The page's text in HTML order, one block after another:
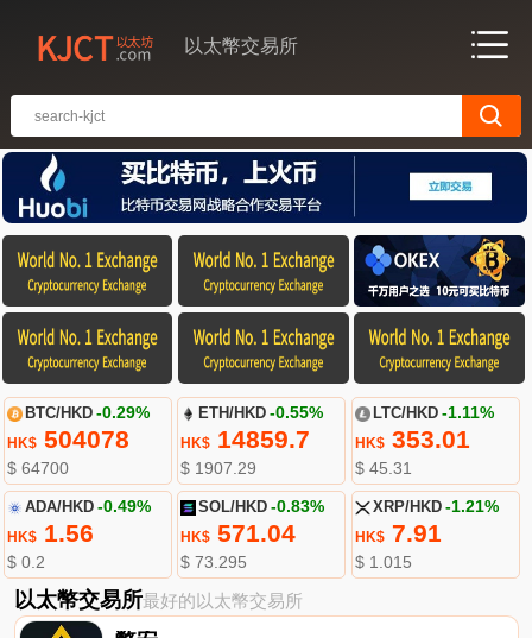
以太幣交易所
BTC/HKD -0.29%
HK$504078
$ 64700
ETH/HKD -0.55%
HK$ 14859.7
$ 1907.29
LTC/HKD -1.11%
HK$353.01
$ 45.31
ADA/HKD -0.49%
HK$1.56
$ 0.2
SOL/HKD -0.83%
HK$ 571.04
$ 73.295
XRP/HKD -1.21%
HK$7.91
$ 1.015
以太幣交易所最好的以太幣交易所